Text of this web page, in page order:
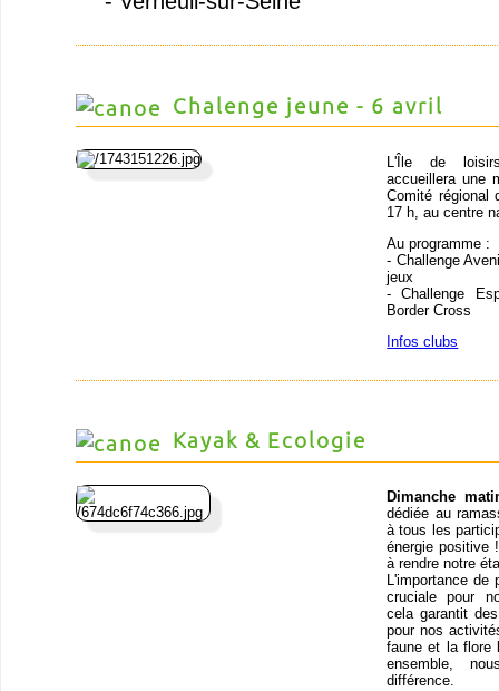
Chalenge jeune - 6 avril
L'Île de loisirs
accueillera une
Comité régional
17 h, au centre
Au programme :
- Challenge
jeux
- Challenge
Border Cross
Infos clubs
Kayak & Ecologie
Dimanche
dédiée au
à tous les
énergie positive
à rendre notre
L'importance de
cruciale pour
cela garantit
pour nos
faune et la flore
ensemble,
différence.